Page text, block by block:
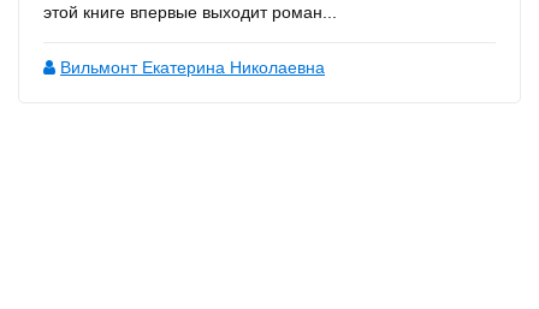
этой книге впервые выходит роман...
Вильмонт Екатерина Николаевна